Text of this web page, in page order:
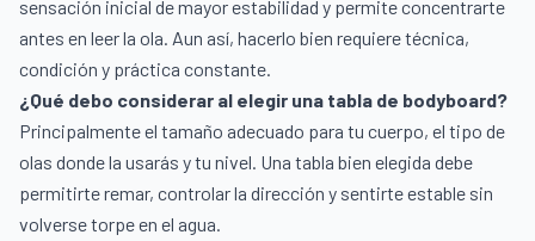
sensación inicial de mayor estabilidad y permite concentrarte
antes en leer la ola. Aun así, hacerlo bien requiere técnica,
condición y práctica constante.
¿Qué debo considerar al elegir una tabla de bodyboard?
Principalmente el tamaño adecuado para tu cuerpo, el tipo de
olas donde la usarás y tu nivel. Una tabla bien elegida debe
permitirte remar, controlar la dirección y sentirte estable sin
volverse torpe en el agua.